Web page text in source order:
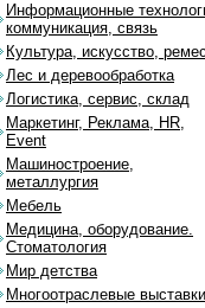
Информационные
коммуникация, связь
Культура, искусство,
Лес и деревообработка
Логистика, сервис, склад
Маркетинг, Реклама, HR,
Event
Машиностроение,
металлургия
Мебель
Медицина, оборудование.
Стоматология
Мир детства
Многоотраслевые выставки